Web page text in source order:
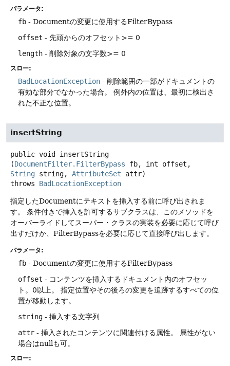
パラメータ:
fb - Documentの変更に使用するFilterBypass
offset - 先頭からのオフセット>= 0
length - 削除対象の文字数>= 0
スロー:
BadLocationException - 削除範囲の一部がドキュメントの
有効な部分でなかった場合。
例外内の位置は、最初に検出さ
れた不正な位置。
insertString
public void
insertString
(DocumentFilter.FilterBypass
String string, AttributeSet attr)
throws BadLocationException
指定したDocumentにテキストを挿入する前に呼び出されま
す。
条件付きで挿入を許可するサブクラスは、このメソッドを
オーバーライドしてスーパー・クラスの実装を必要に応じて呼び
出すだけか、FilterBypassを必要に応じて直接呼び出します。
パラメータ:
fb - Documentの変更に使用するFilterBypass
offset - コンテンツを挿入するドキュメント内のオフセッ
ト。0以上。
指定位置やその後ろの変更を追跡するすべての位
置が移動します。
string - 挿入する文字列
attr - 挿入されたコンテンツに関連付ける属性。
属性がない
場合はnullも可。
スロー: